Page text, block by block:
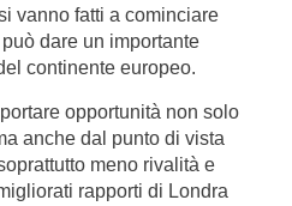
vanno fatti a cominciare
dare un importante
continente europeo.
opportunità non solo
anche dal punto di vista
meno rivalità e
rapporti di Londra